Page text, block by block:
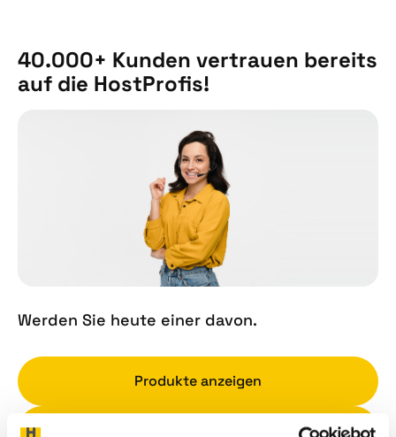
40.000+ Kunden vertrauen bereits
auf die HostProfis!
Werden Sie heute einer davon.
Produkte anzeigen